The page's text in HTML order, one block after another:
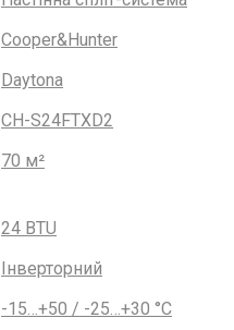
Cooper&Hunter
Daytona
CH-S24FTXD2
70 м²
24 BTU
Інверторний
-15…+50 / -25…+30 °С